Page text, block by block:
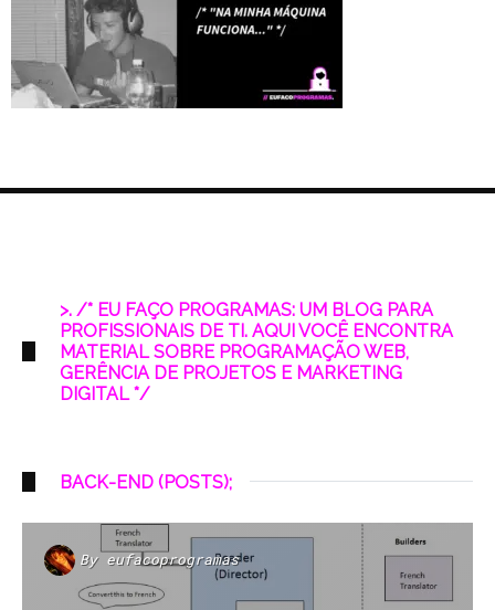
>. /* EU FAÇO PROGRAMAS: UM BLOG PARA
PROFISSIONAIS DE TI. AQUI VOCÊ ENCONTRA
MATERIAL SOBRE PROGRAMAÇÃO WEB,
GERÊNCIA DE PROJETOS E MARKETING
DIGITAL */
BACK-END (POSTS);
By eufacoprogramas